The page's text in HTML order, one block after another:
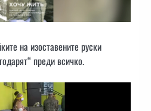
на изоставените руски
преди всичко.